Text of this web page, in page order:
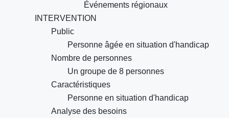
Événements régionaux
INTERVENTION
Public
Personne âgée en situation d'handicap
Nombre de personnes
Un groupe de 8 personnes
Caractéristiques
Personne en situation d'handicap
Analyse des besoins